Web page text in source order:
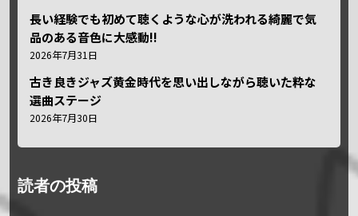
長い経験でも初めて聴くような心が洗われる綺麗で気
品のある音色に大感動!!
2026年7月31日
古き良きジャズ黄金時代を思い出しながら聴いた粋な
選曲ステージ
2026年7月30日
読者の投稿